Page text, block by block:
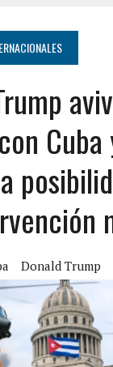
Cuba
Donald Trump